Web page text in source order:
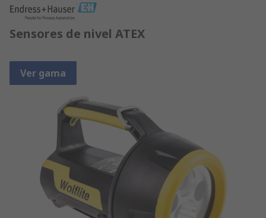
Sensores de nivel ATEX
Ver gama